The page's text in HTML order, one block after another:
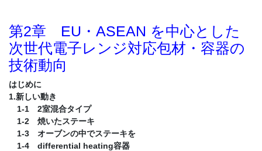
第2章 EU・ASEAN を中心とした
次世代電子レンジ対応包材・容器の
技術動向
はじめに
1.新しい動き
1-1 2室混合タイプ
1-2 焼いたステーキ
1-3 オーブンの中でステーキを
1-4 differential heating容器